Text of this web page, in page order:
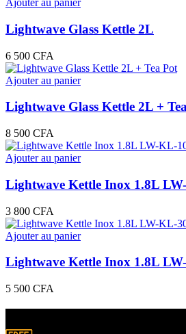
Ajouter au panier
Lightwave Glass Kettle 2L
6 500 CFA
Ajouter au panier
Lightwave Glass Kettle 2L +
8 500 CFA
Ajouter au panier
Lightwave Kettle Inox 1.8L
3 800 CFA
Ajouter au panier
Lightwave Kettle Inox 1.8L
5 500 CFA